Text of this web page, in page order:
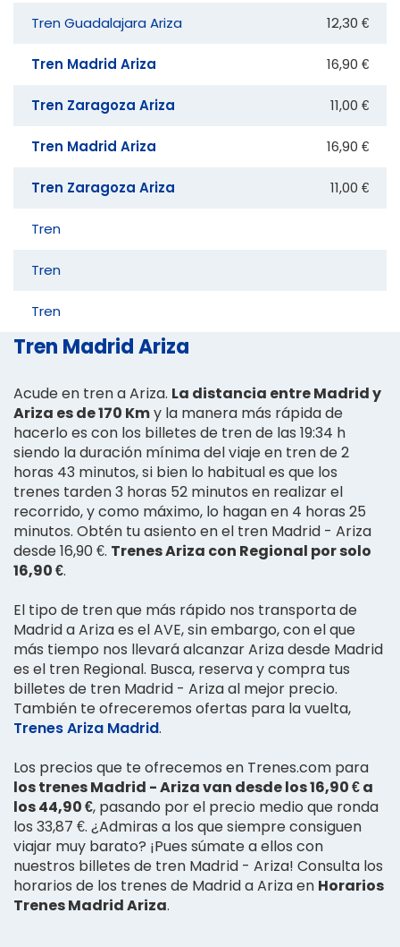
Tren Guadalajara Ariza 12,30 €
Tren Madrid Ariza 16,90 €
Tren Zaragoza Ariza 11,00 €
Tren Madrid Ariza 16,90 €
Tren Zaragoza Ariza 11,00 €
Tren
Tren
Tren
Tren Madrid Ariza
Acude en tren a Ariza. La distancia entre Madrid y
Ariza es de 170 Kmy la manera más rápida de
hacerlo es con los billetes de tren de las 19:34 h
siendo la duración mínima del viaje en tren de 2
horas 43 minutos, si bien lo habitual es que los
trenes tarden 3 horas 52 minutos en realizar el
recorrido, y como máximo, lo hagan en 4 horas 25
minutos. Obtén tu asiento en el tren Madrid - Ariza
desde 16,90 €. Trenes Ariza con Regional por solo
16,90 €.
El tipo de tren que más rápido nos transporta de
Madrid a Ariza es el AVE, sin embargo, con el que
más tiempo nos llevará alcanzar Ariza desde Madrid
es el tren Regional. Busca, reserva y compra tus
billetes de tren Madrid - Ariza al mejor precio.
También te ofreceremos ofertas para la vuelta,
Trenes Ariza Madrid.
Los precios que te ofrecemos en Trenes.com para
los trenes Madrid - Ariza van desde los 16,90 € a
los 44,90 €, pasando por el precio medio que ronda
los 33,87 €. ¿Admiras a los que siempre consiguen
viajar muy barato? ¡Pues súmate a ellos con
nuestros billetes de tren Madrid - Ariza! Consulta los
horarios de los trenes de Madrid a Ariza en Horarios
Trenes Madrid Ariza.